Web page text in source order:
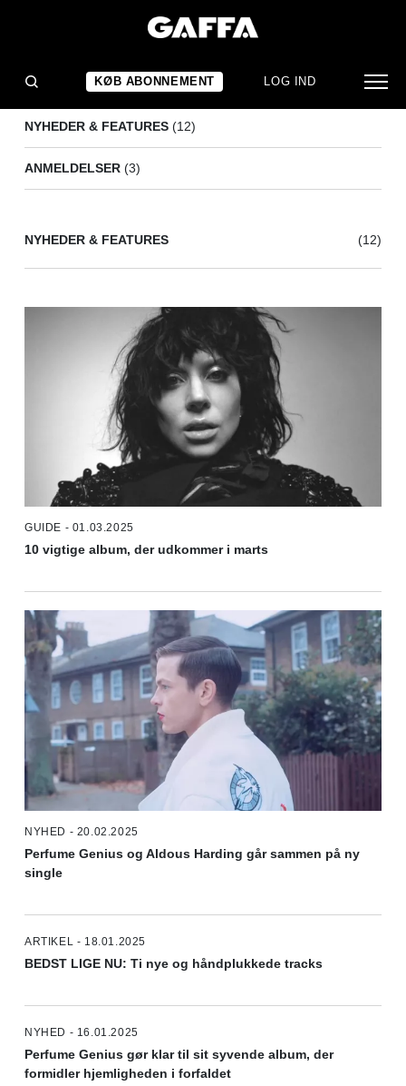
KØB ABONNEMENT LOG IND
NYHEDER & FEATURES (12)
ANMELDELSER (3)
NYHEDER & FEATURES (12)
GUIDE - 01.03.2025
10 vigtige album, der udkommer i marts
NYHED - 20.02.2025
Perfume Genius og Aldous Harding går sammen på ny
single
ARTIKEL - 18.01.2025
BEDST LIGE NU: Ti nye og håndplukkede tracks
NYHED - 16.01.2025
Perfume Genius gør klar til sit syvende album, der
formidler hjemligheden i forfaldet